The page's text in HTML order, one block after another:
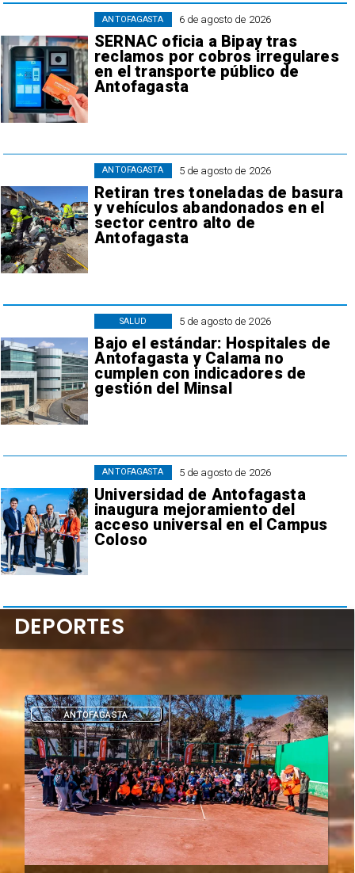
6 de agosto de 2026
SERNAC oficia a Bipay tras
reclamos por cobros irregulares
en el transporte público de
Antofagasta
ANTOFAGASTA
5 de agosto de 2026
Retiran tres toneladas de basura
y vehículos abandonados en el
sector centro alto de
Antofagasta
ANTOFAGASTA
5 de agosto de 2026
Bajo el estándar: Hospitales de
Antofagasta y Calama no
cumplen con indicadores de
gestión del Minsal
SALUD
5 de agosto de 2026
Universidad de Antofagasta
inaugura mejoramiento del
acceso universal en el Campus
Coloso
ANTOFAGASTA
DEPORTES
DEPORTES